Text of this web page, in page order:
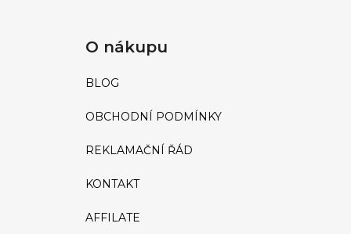
O nákupu
BLOG
OBCHODNÍ PODMÍNKY
REKLAMAČNÍ ŘÁD
KONTAKT
AFFILATE